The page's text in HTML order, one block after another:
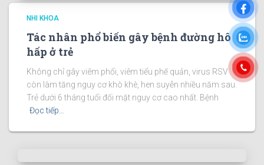
NHI KHOA
Tác nhân phổ biến gây bệnh đường hô
hấp ở trẻ
Không chỉ gây viêm phổi, viêm tiểu phế quản, virus RSV
còn làm tăng nguy cơ khò khè, hen suyễn nhiều năm sau.
Trẻ dưới 6 tháng tuổi đối mặt nguy cơ cao nhất. Bệnh
Đọc tiếp…